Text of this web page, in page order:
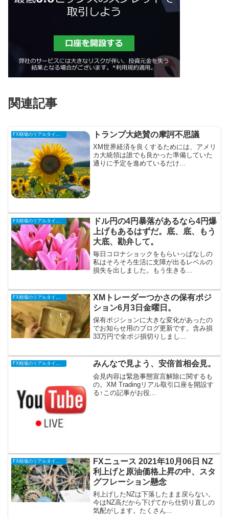
関連記事
トランプ大絶賛の摩訶不思議
XM世界経済を良くするためには、アメリ
カ大統領は誰でも良かった準備していた
通りに予定を進めているだけ...
ドル円の4円暴落があるなら4円爆
上げもあるはずだ。底、底、もう
大底、勘弁して。
毎日コロナショックをもらいっぱなしの
私はそろそろ生活に支障が出るレベルの
損失を出しました。もう生きる...
XMトレーダーつかさの保有ポジ
ション6月3日金曜日。
保有ポジションに大きな変化があったの
でお知らせ用のブログ更新です。含み損
33万円で全ポジ損切りしまし...
FX相場のリアルタイム情報 みんなで見よう、安倍首相会見。
会見内容は緊急事態宣言解除に関するも
の。XM Tradingリアル取引口座を開設す
る↑この記事がお役...
FXニュース 2021年10月06日 NZ
利上げと原油価格上昇の中、スタ
グフレーション懸念
利上げしたNZは下落したまま戻らない。
今はNZ高だから下げてから仕切り直しの
気配がします。 たくさん...